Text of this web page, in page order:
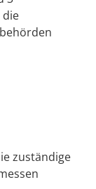
die
zuständige